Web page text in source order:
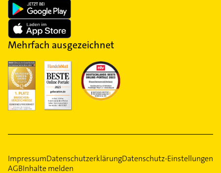
Mehrfach ausgezeichnet
ImpressumDatenschutzerklärungDatenschutz-Einstellungen
AGBInhalte melden